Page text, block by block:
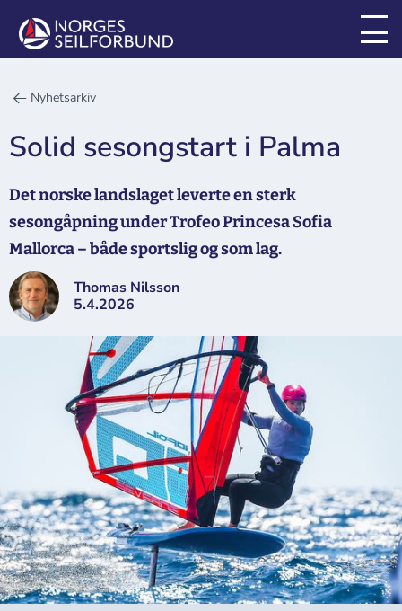
Nyhetsarkiv
Solid sesongstart i Palma
Det norske landslaget leverte en sterk
sesongåpning under Trofeo Princesa Sofia
Mallorca – både sportslig og som lag.
Thomas Nilsson
5.4.2026